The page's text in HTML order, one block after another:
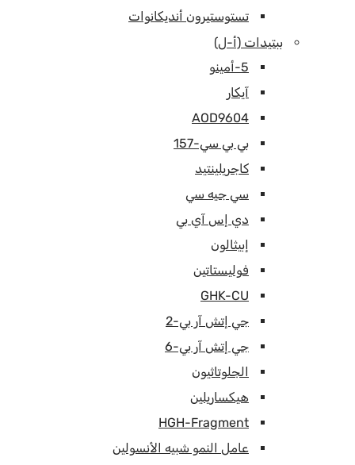
تستوستيرون أنديكانوات
ببتيدات (أ-ل)
5-أمينو
آيكار
AOD9604
بي بي سي-157
كاجريلينتيد
سي جيه سي
دي إس آي بي
إبيثالون
فوليستاتين
GHK-CU
جي إتش آر بي-2
جي إتش آر بي-6
الجلوتاثيون
هيكساريلين
HGH-Fragment
عامل النمو شبيه الأنسولين